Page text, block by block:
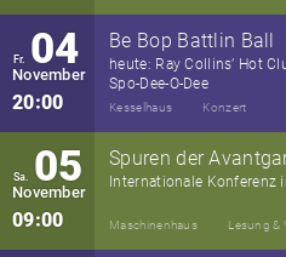
Fr. 04
November
20:00
Be Bop Battlin Ball
heute: Ray Collins’ Hot
Spo-Dee-O-Dee
Kesselhaus Konzert
Sa. 05
November
09:00
Internationale Konferenz
Maschinenhaus Lesung &